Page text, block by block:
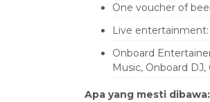
One voucher of
Live entertainment:
Onboard
Music, Onboard
Apa yang mesti dibawa: